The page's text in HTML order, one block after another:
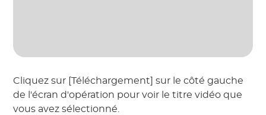
Cliquez sur [Téléchargement] sur le côté gauche
de l'écran d'opération pour voir le titre vidéo que
vous avez sélectionné.